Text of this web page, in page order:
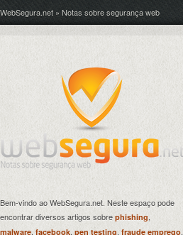
WebSegura.net » Notas sobre segurança web
Bem-vindo ao WebSegura.net. Neste espaço pode
encontrar diversos artigos sobre phishing,
malware, facebook, pen testing fraude emprego,